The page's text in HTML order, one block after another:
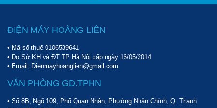
ĐIỆN MÁY HOÀNG LIÊN
• Mã số thuế 0106539641
• Do Sở KH và ĐT TP Hà Nội cấp ngày 16/05/2014
• Email: Dienmayhoanglien@gmail.com
VĂN PHÒNG GD.TPHN
• Số 8B, Ngõ 109, Phố Quan Nhân, Phường Nhân Chính, Q. Thanh